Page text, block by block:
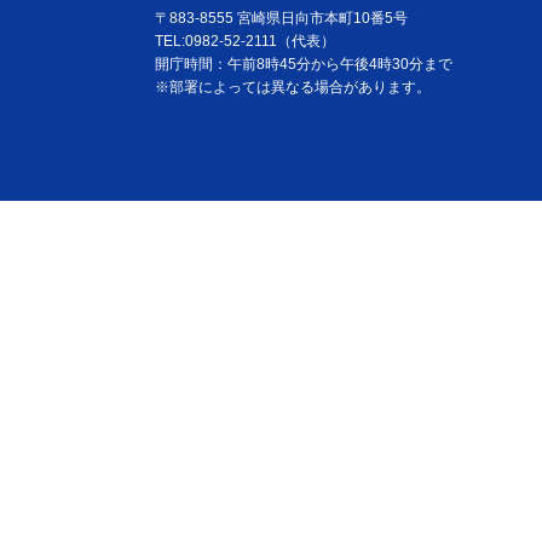
〒883-8555 宮崎県日向市本町10番5号
TEL:0982-52-2111（代表）
開庁時間：午前8時45分から午後4時30分まで
※部署によっては異なる場合があります。